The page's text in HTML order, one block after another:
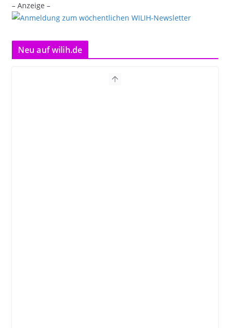
– Anzeige –
Neu auf wilih.de